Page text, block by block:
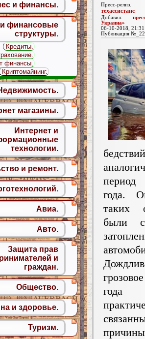
Пресс-релиз.
техассистанс
Добавил:
Украина»
06-10-2018,
Публикация
период
года.
таких
были
года
и финансы.
и финансовые
структуры.
Кредиты.
финансы.
Криптомайнинг.
магазины.
Интернет и
технологии.
и ремонт.
Авиа.
Авто.
Защита прав
и
граждан.
Общество.
и здоровье.
Туризм.